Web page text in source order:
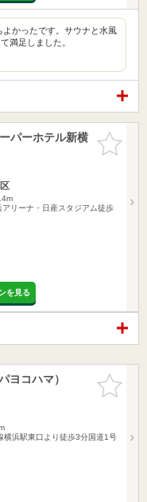
かったです。サウナと水風
満足しました。
お気に入
りに追加
パーホテル新横
アリーナ・日産スタジアム徒歩
を見る
お気に入
りに追加
ヨコハマ）
横浜駅東口より徒歩3分国道1号